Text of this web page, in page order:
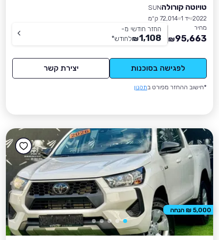
טויוטה קורולהSUN
2022 יד 1
72,014 ק״מ
מחיר
95,663
₪
החזר חודשי מ-
1,108
₪לחודש*
לפגישה בסוכנות יצירת קשר
*חישוב ההחזר מפורט בתקנון
5,000 ₪ הנחה